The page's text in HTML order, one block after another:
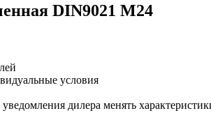
DIN9021 М24
условия
уведомления дилера менять